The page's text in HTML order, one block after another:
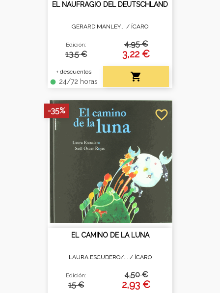
EL NAUFRAGIO DEL DEUTSCHLAND
GERARD MANLEY... / ÍCARO
Edición:
13.5 €
+ descuentos
fiber_manual_record 24/72 horas
4,95 €
3,22 €

EL CAMINO DE LA LUNA
LAURA ESCUDERO/... / ÍCARO
Edición:
15 €
4,50 €
2,93 €
favorite_border
-35%